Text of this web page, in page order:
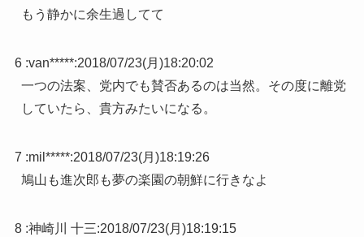
もう静かに余生過してて
6 :van*****:2018/07/23(月)18:20:02
一つの法案、党内でも賛否あるのは当然。その度に離党
していたら、貴方みたいになる。
7 :mil*****:2018/07/23(月)18:19:26
鳩山も進次郎も夢の楽園の朝鮮に行きなよ
8 :神崎川 十三:2018/07/23(月)18:19:15